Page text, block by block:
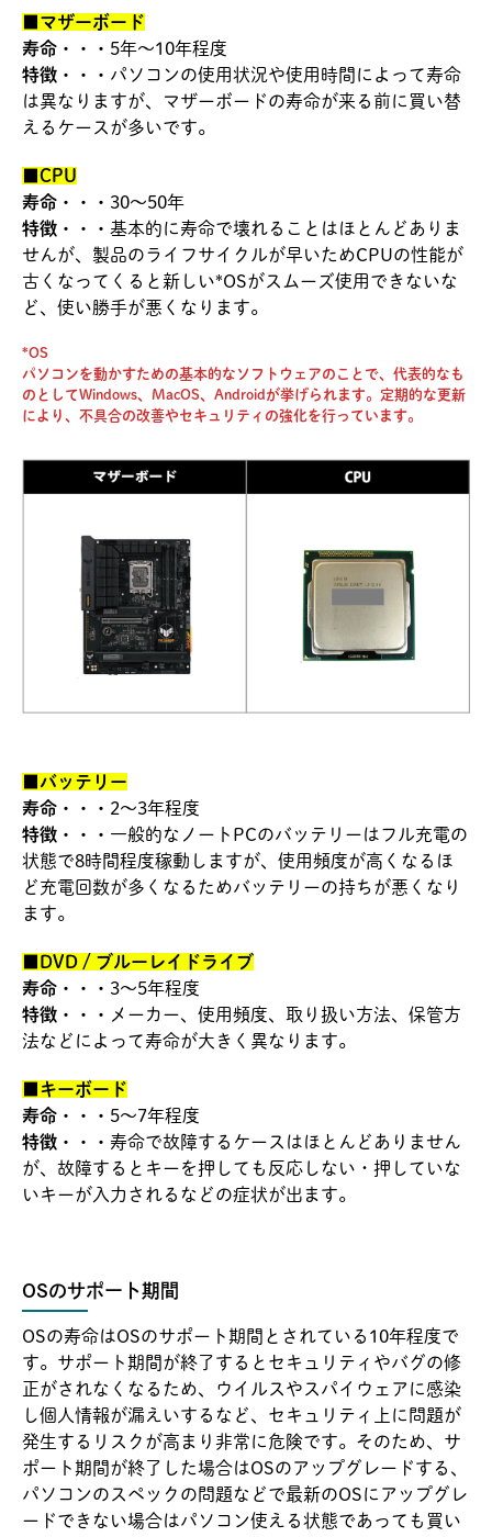
■マザーボード
寿命・・・ 5年～10年程度
特徴・・・ パソコンの使用状況や使用時間によって寿命
は異なりますが、マザーボードの寿命が来る前に買い替
えるケースが多いです。
■CPU
寿命・・・ 30～50年
特徴・・・ 基本的に寿命で壊れることはほとんどありま
せんが、製品のライフサイクルが早いためCPUの性能が
古くなってくると新しい*OSがスムーズ使用できないな
ど、使い勝手が悪くなります。
*OS
パソコンを動かすための基本的なソフトウェアのことで、代表的なも
のとしてWindows、MacOS、Androidが挙げられます。定期的な更新
により、不具合の改善やセキュリティの強化を行っています。
■バッテリー
寿命・・・ 2～3年程度
特徴・・・ 一般的なノートPCのバッテリーはフル充電の
状態で8時間程度稼動しますが、使用頻度が高くなるほ
ど充電回数が多くなるためバッテリーの持ちが悪くなり
ます。
■DVD / ブルーレイドライブ
寿命・・・ 3～5年程度
特徴・・・
メーカー、使用頻度、取り扱い方法、保管方
法などによって寿命が大きく異なります。
■キーボード
寿命・・・ 5～7年程度
特徴・・・ 寿命で故障するケースはほとんどありません
が、故障するとキーを押しても反応しない・押していな
いキーが入力されるなどの症状が出ます。
OSのサポート期間
OSの寿命はOSのサポート期間とされている10年程度で
す。サポート期間が終了するとセキュリティやバグの修
正がされなくなるため、ウイルスやスパイウェアに感染
し個人情報が漏えいするなど、セキュリティ上に問題が
発生するリスクが高まり非常に危険です。そのため、サ
ポート期間が終了した場合はOSのアップグレードする、
パソコンのスペックの問題などで最新のOSにアップグレ
ードできない場合はパソコン使える状態であっても買い